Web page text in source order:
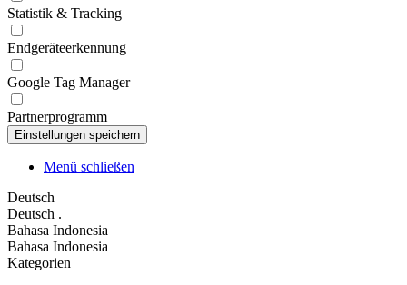
Statistik & Tracking
Endgeräteerkennung
Google Tag Manager
Partnerprogramm
Menü schließen
Deutsch
Deutsch .
Bahasa Indonesia
Bahasa Indonesia
Kategorien